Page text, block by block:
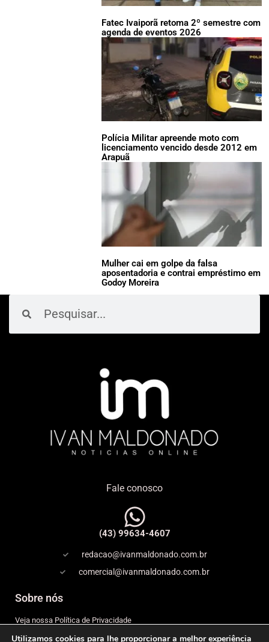
Fatec Ivaiporã retoma 2º semestre com
agenda de eventos 2026
Polícia Militar apreende moto com
licenciamento vencido desde 2012 em
Arapuã
Mulher cai em golpe da falsa
aposentadoria e contrai empréstimo em
Godoy Moreira
Fale conosco
(43) 99634-4607
redacao@ivanmaldonado.com.br
comercial@ivanmaldonado.com.br
Sobre nós
Veja nossa Política de Privacidade
Utilizamos cookies para lhe proporcionar a melhor experiência